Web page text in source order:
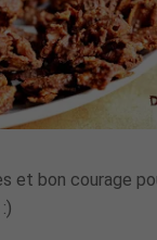
et bon courage